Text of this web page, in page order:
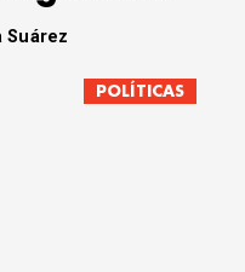
Suárez
POLÍTICAS